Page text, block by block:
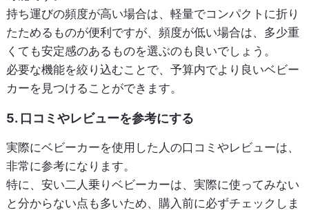
持ち運びの頻度が高い場合は、軽量でコンパクトに折り
たためるものが便利ですが、頻度が低い場合は、多少重
くても安定感のあるものを選ぶのも良いでしょう。
必要な機能を絞り込むことで、予算内でより良いベビー
カーを見つけることができます。
5. 口コミやレビューを参考にする
実際にベビーカーを使用した人の口コミやレビューは、
非常に参考になります。
特に、安い二人乗りベビーカーは、実際に使ってみない
と分からない点も多いため、購入前に必ずチェックしま